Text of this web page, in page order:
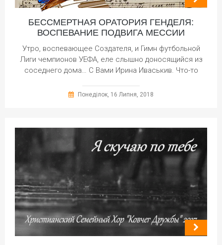
БЕССМЕРТНАЯ ОРАТОРИЯ ГЕНДЕЛЯ:
ВОСПЕВАНИЕ ПОДВИГА МЕССИИ
Утро, воспевающее Создателя, и Гимн футбольной
Лиги чемпионов УЕФА, еле слышно доносящийся из
соседнего дома… С Вами Ирина Иваськив. Что-то
Понеділок, 16 Липня, 2018